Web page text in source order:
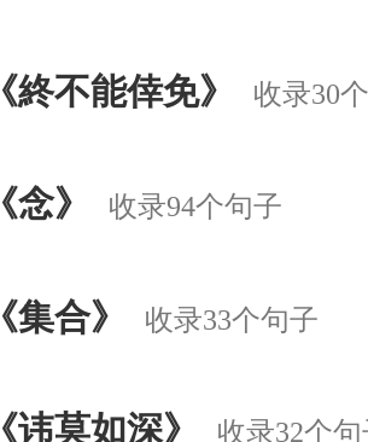
《終不能倖免》 收录30
《念》 收录94个句子
《集合》 收录33个句子
《讳莫如深》 收录32个